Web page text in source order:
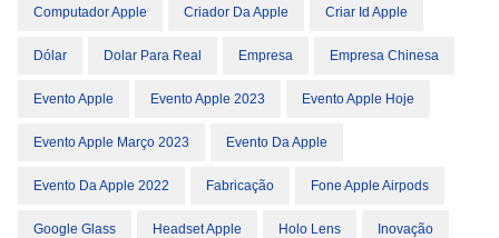
Computador Apple Criador Da Apple Criar Id Apple
Dólar Dolar Para Real Empresa Empresa Chinesa
Evento Apple Evento Apple 2023 Evento Apple Hoje
Evento Apple Março 2023 Evento Da Apple
Evento Da Apple 2022 Fabricação Fone Apple Airpods
Google Glass Headset Apple Holo Lens Inovação